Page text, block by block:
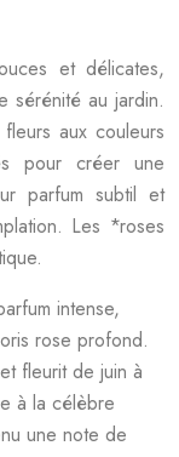
et délicates,
sérénité au jardin.
aux couleurs
pour créer une
parfum subtil et
Les *roses
intense,
rose profond.
fleurit de juin à
à la célèbre
une note de